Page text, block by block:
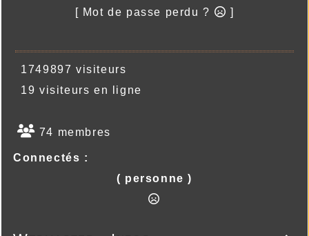
[ Mot de passe perdu ? ]
1749897 visiteurs
19 visiteurs en ligne
74 membres
Connectés :
( personne )